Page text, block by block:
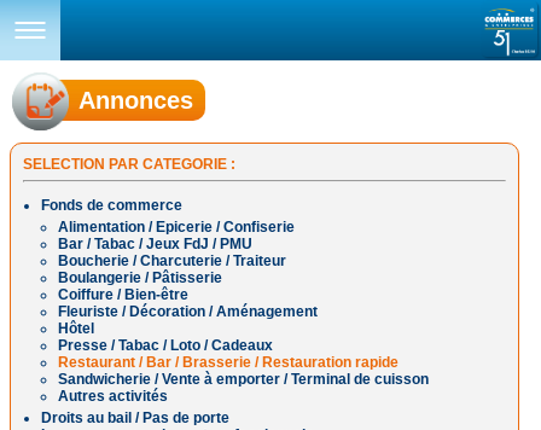
Annonces
SELECTION PAR CATEGORIE :
Fonds de commerce
Alimentation / Epicerie / Confiserie
Bar / Tabac / Jeux FdJ / PMU
Boucherie / Charcuterie / Traiteur
Boulangerie / Pâtisserie
Coiffure / Bien-être
Fleuriste / Décoration / Aménagement
Hôtel
Presse / Tabac / Loto / Cadeaux
Restaurant / Bar / Brasserie / Restauration rapide
Sandwicherie / Vente à emporter / Terminal de cuisson
Autres activités
Droits au bail / Pas de porte